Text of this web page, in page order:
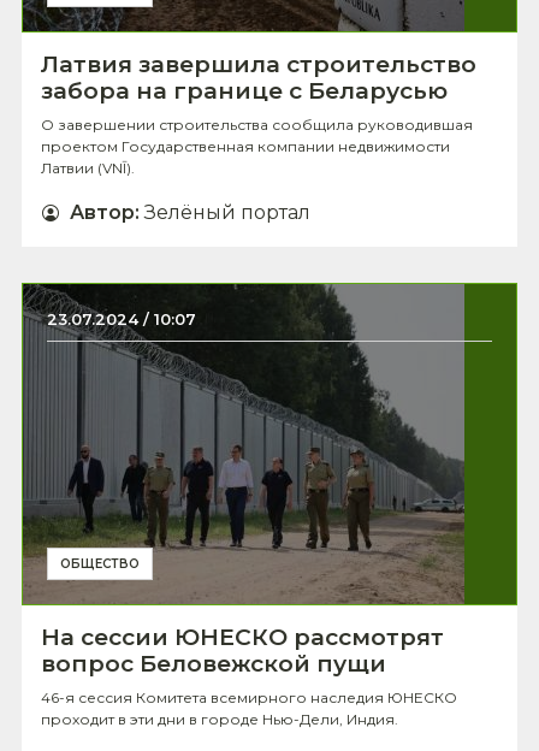
Латвия завершила строительство
забора на границе с Беларусью
О завершении строительства сообщила руководившая
проектом Государственная компании недвижимости
Латвии (VNĪ).
Автор: Зелёный портал
23.07.2024 / 10:07
ОБЩЕСТВО
На сессии ЮНЕСКО рассмотрят
вопрос Беловежской пущи
46-я сессия Комитета всемирного наследия ЮНЕСКО
проходит в эти дни в городе Нью-Дели, Индия.